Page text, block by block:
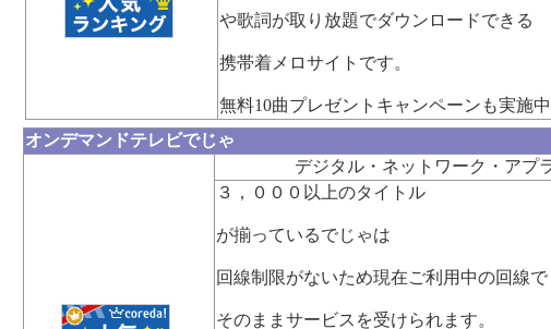
や歌詞が取り放題でダウンロードできる
携帯着メロサイトです。
無料10曲プレゼントキャンペーンも実施中
オンデマンドテレビでじゃ
デジタル・ネットワーク・アプ
３，０００以上のタイトル
が揃っているでじゃは
回線制限がないため現在ご利用中の回線で
そのままサービスを受けられます。